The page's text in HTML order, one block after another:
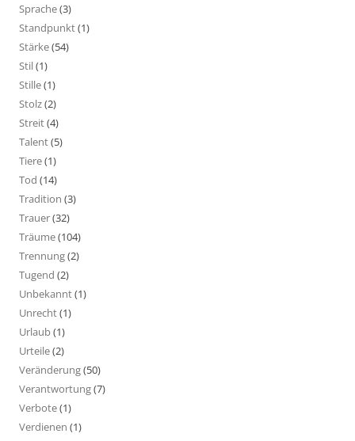
Sprache(3)
Standpunkt(1)
Stärke(54)
Stil(1)
Stille(1)
Stolz(2)
Streit(4)
Talent(5)
Tiere(1)
Tod (14)
Tradition (3)
Trauer(32)
Träume(104)
Trennung(2)
Tugend (2)
Unbekannt(1)
Unrecht(1)
Urlaub(1)
Urteile(2)
Veränderung(50)
Verantwortung(7)
Verbote(1)
Verdienen (1)